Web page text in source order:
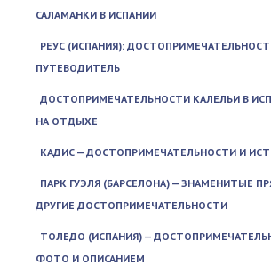
САЛАМАНКИ В ИСПАНИИ
РЕУС (ИСПАНИЯ):
ПУТЕВОДИТЕЛЬ
ДОСТОПРИМЕЧАТЕЛЬНОСТИ КАЛЕЛЬИ В
НА ОТДЫХЕ
КАДИС — ДОСТОПРИМЕЧАТЕЛЬНОСТИ И
ПАРК ГУЭЛЯ (БАРСЕЛОНА) — ЗНАМЕНИТЫЕ
ДРУГИЕ ДОСТОПРИМЕЧАТЕЛЬНОСТИ
ТОЛЕДО (ИСПАНИЯ) —
ФОТО И ОПИСАНИЕМ